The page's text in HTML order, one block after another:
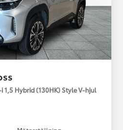
1,5 Hybrid (130HK) Style V-hjul